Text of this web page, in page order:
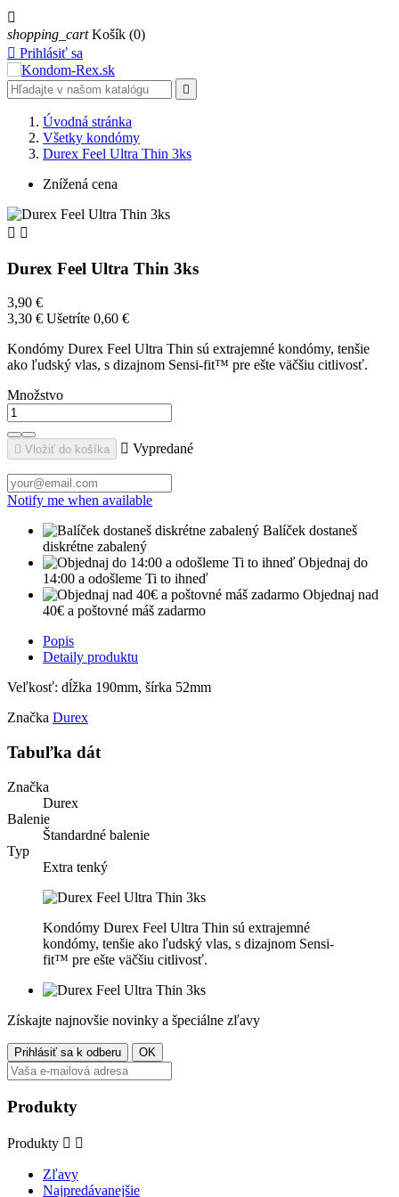

shopping_cart Košík (0)
 Prihlásiť sa

Úvodná stránka
Všetky kondómy
Durex Feel Ultra Thin 3ks
Znížená cena
 
Durex Feel Ultra Thin 3ks
3,90 €
3,30 € Ušetríte 0,60 €
Kondómy Durex Feel Ultra Thin sú extrajemné kondómy, tenšie
ako ľudský vlas, s dizajnom Sensi-fit™ pre ešte väčšiu citlivosť.
Množstvo
 Vložiť do košíka  Vypredané
Notify me when available
Balíček dostaneš
diskrétne zabalený
Objednaj do
14:00 a odošleme Ti to ihneď
Objednaj nad
40€ a poštovné máš zadarmo
Popis
Detaily produktu
Veľkosť: dĺžka 190mm, šírka 52mm
Značka Durex
Tabuľka dát
Značka
Durex
Balenie
Štandardné balenie
Typ
Extra tenký
Kondómy Durex Feel Ultra Thin sú extrajemné
kondómy, tenšie ako ľudský vlas, s dizajnom Sensi-
fit™ pre ešte väčšiu citlivosť.
Získajte najnovšie novinky a špeciálne zľavy
Produkty
Produkty  
Zľavy
Najpredávanejšie